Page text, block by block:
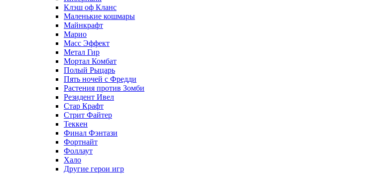
Клэш оф Кланс
Маленькие кошмары
Майнкрафт
Марио
Масс Эффект
Метал Гир
Мортал Комбат
Полый Рыцарь
Пять ночей с Фредди
Растения против Зомби
Резидент Ивел
Стар Крафт
Стрит Файтер
Теккен
Финал Фэнтази
Фортнайт
Фоллаут
Хало
Другие герои игр